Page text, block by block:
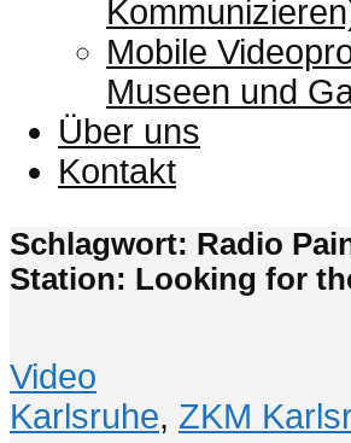
Mobile
Museen und
Über uns
Kontakt
Schlagwort: Radio
Station: Looking for
Video
Karlsruhe, ZKM